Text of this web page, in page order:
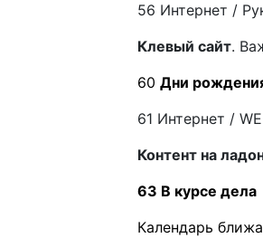
56 Интернет /
Клевый сайт.
60Дни
61 Интернет /
Контент на
63 В курсе дела
Календарь